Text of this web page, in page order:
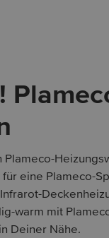
eine Plameco-
warm mit
Deiner Nähe.